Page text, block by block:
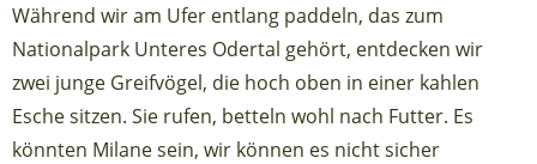
Während wir am Ufer entlang paddeln, das zum
Nationalpark Unteres Odertal gehört, entdecken wir
zwei junge Greifvögel, die hoch oben in einer kahlen
Esche sitzen. Sie rufen, betteln wohl nach Futter. Es
könnten Milane sein, wir können es nicht sicher